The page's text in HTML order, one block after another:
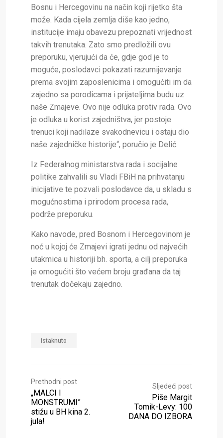
Bosnu i Hercegovinu na način koji rijetko šta
može. Kada cijela zemlja diše kao jedno,
institucije imaju obavezu prepoznati vrijednost
takvih trenutaka. Zato smo predložili ovu
preporuku, vjerujući da će, gdje god je to
moguće, poslodavci pokazati razumijevanje
prema svojim zaposlenicima i omogućiti im da
zajedno sa porodicama i prijateljima budu uz
naše Zmajeve. Ovo nije odluka protiv rada. Ovo
je odluka u korist zajedništva, jer postoje
trenuci koji nadilaze svakodnevicu i ostaju dio
naše zajedničke historije“, poručio je Delić.
Iz Federalnog ministarstva rada i socijalne
politike zahvalili su Vladi FBiH na prihvatanju
inicijative te pozvali poslodavce da, u skladu s
mogućnostima i prirodom procesa rada,
podrže preporuku.
Kako navode, pred Bosnom i Hercegovinom je
noć u kojoj će Zmajevi igrati jednu od najvećih
utakmica u historiji bh. sporta, a cilj preporuka
je omogućiti što većem broju građana da taj
trenutak dočekaju zajedno.
istaknuto
Prethodni post
„MALCI I
MONSTRUMI”
stižu u BH kina 2.
jula!
Sljedeći post
Piše Margit
Tomik-Levy: 100
DANA DO IZBORA